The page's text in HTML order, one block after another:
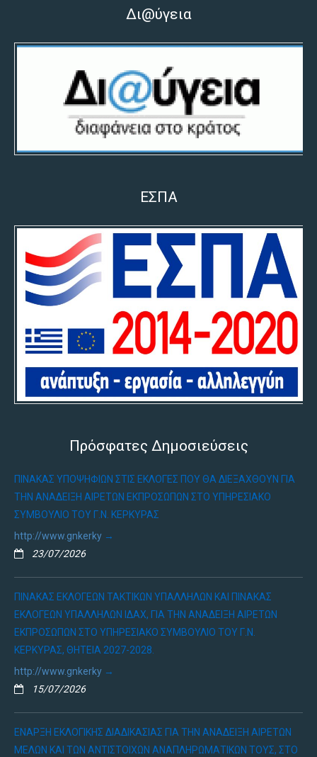
Δι@ύγεια
ΕΣΠΑ
Πρόσφατες Δημοσιεύσεις
ΠΊΝΑΚΑΣ ΥΠΟΨΗΦΊΩΝ ΣΤΙΣ ΕΚΛΟΓΈΣ ΠΟΥ ΘΑ ΔΙΕΞΑΧΘΟΎΝ ΓΙΑ
ΤΗΝ ΑΝΆΔΕΙΞΗ ΑΙΡΕΤΏΝ ΕΚΠΡΟΣΏΠΩΝ ΣΤΟ ΥΠΗΡΕΣΙΑΚΌ
ΣΥΜΒΟΎΛΙΟ ΤΟΥ Γ.Ν. ΚΈΡΚΥΡΑΣ
http://www.gnkerky
23/07/2026
ΠΊΝΑΚΑΣ ΕΚΛΟΓΈΩΝ ΤΑΚΤΙΚΏΝ ΥΠΑΛΛΉΛΩΝ ΚΑΙ ΠΊΝΑΚΑΣ
ΕΚΛΟΓΈΩΝ ΥΠΑΛΛΉΛΩΝ ΙΔΑΧ, ΓΙΑ ΤΗΝ ΑΝΆΔΕΙΞΗ ΑΙΡΕΤΏΝ
ΕΚΠΡΟΣΏΠΩΝ ΣΤΟ ΥΠΗΡΕΣΙΑΚΌ ΣΥΜΒΟΎΛΙΟ ΤΟΥ Γ.Ν.
ΚΈΡΚΥΡΑΣ, ΘΗΤΕΊΑ 2027-2028.
http://www.gnkerky
15/07/2026
ΈΝΑΡΞΗ ΕΚΛΟΓΙΚΉΣ ΔΙΑΔΙΚΑΣΊΑΣ ΓΙΑ ΤΗΝ ΑΝΆΔΕΙΞΗ ΑΙΡΕΤΏΝ
ΜΕΛΏΝ ΚΑΙ ΤΩΝ ΑΝΤΊΣΤΟΙΧΩΝ ΑΝΑΠΛΗΡΩΜΑΤΙΚΏΝ ΤΟΥΣ, ΣΤΟ